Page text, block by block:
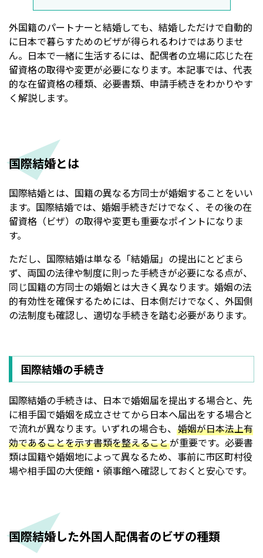
外国籍のパートナーと結婚しても、結婚しただけで自動的
に日本で暮らすためのビザが得られるわけではありませ
ん。日本で一緒に生活するには、配偶者の立場に応じた在
留資格の取得や変更が必要になります。本記事では、代表
的な在留資格の種類、必要書類、申請手続きをわかりやす
く解説します。
国際結婚とは
国際結婚とは、国籍の異なる方同士が婚姻することをいい
ます。国際結婚では、婚姻手続きだけでなく、その後の在
留資格（ビザ）の取得や変更も重要なポイントになりま
す。
ただし、国際結婚は単なる「結婚届」の提出にとどまら
ず、両国の法律や制度に則った手続きが必要になる点が、
同じ国籍の方同士の婚姻とは大きく異なります。婚姻の法
的有効性を確保するためには、日本側だけでなく、外国側
の法制度も確認し、適切な手続きを踏む必要があります。
国際結婚の手続き
国際結婚の手続きは、日本で婚姻届を提出する場合と、先
に相手国で婚姻を成立させてから日本へ届出をする場合と
で流れが異なります。いずれの場合も、 婚姻が日本法上有
効であることを示す書類を整えることが重要です。必要書
類は国籍や婚姻地によって異なるため、事前に市区町村役
場や相手国の大使館・領事館へ確認しておくと安心です。
国際結婚した外国人配偶者のビザの種類